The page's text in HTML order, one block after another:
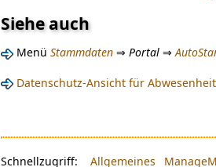
Siehe auch
Menü Stammdaten ⇒ Portal ⇒
Datenschutz-Ansicht für
Schnellzugriff: Allgemeines